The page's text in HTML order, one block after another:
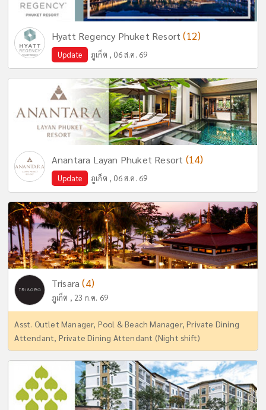
Hyatt Regency Phuket Resort(12)
Update ภูเก็ต , 06 ส.ค. 69
Anantara Layan Phuket Resort (14)
Update ภูเก็ต , 06 ส.ค. 69
Trisara(4)
ภูเก็ต , 23 ก.ค. 69
Asst. Outlet Manager, Pool & Beach Manager, Private Dining
Attendant, Private Dining Attendant (Night shift)